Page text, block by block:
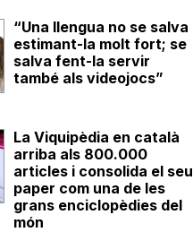
“Una llengua no se salva
estimant-la molt fort; se
salva fent-la servir
també als videojocs”
La Viquipèdia en català
arriba als 800.000
articles i consolida el seu
paper com una de les
grans enciclopèdies del
món